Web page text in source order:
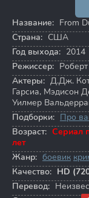
Название: From
Страна: США
Год выхода: 2014
Режиссер:
Актеры: Д.Дж.
Гарсиа, Мэдисон
Уилмер
Подборки: Про
Возраст: Сериал
лет
Жанр: боевик
Качество: HD
Перевод: